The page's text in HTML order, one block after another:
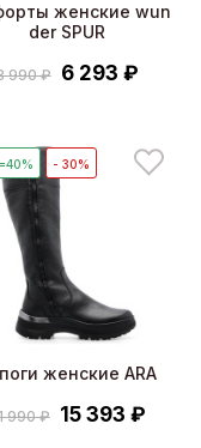
женские wun
der SPUR
990 ₽ 6 293 ₽
- 30%
женские ARA
990 ₽ 15 393 ₽